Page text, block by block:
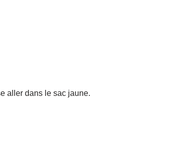
aller dans le sac jaune.